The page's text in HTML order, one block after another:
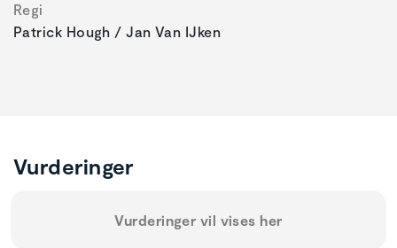
Regi
Patrick Hough / Jan Van IJken
Vurderinger
Vurderinger vil vises her